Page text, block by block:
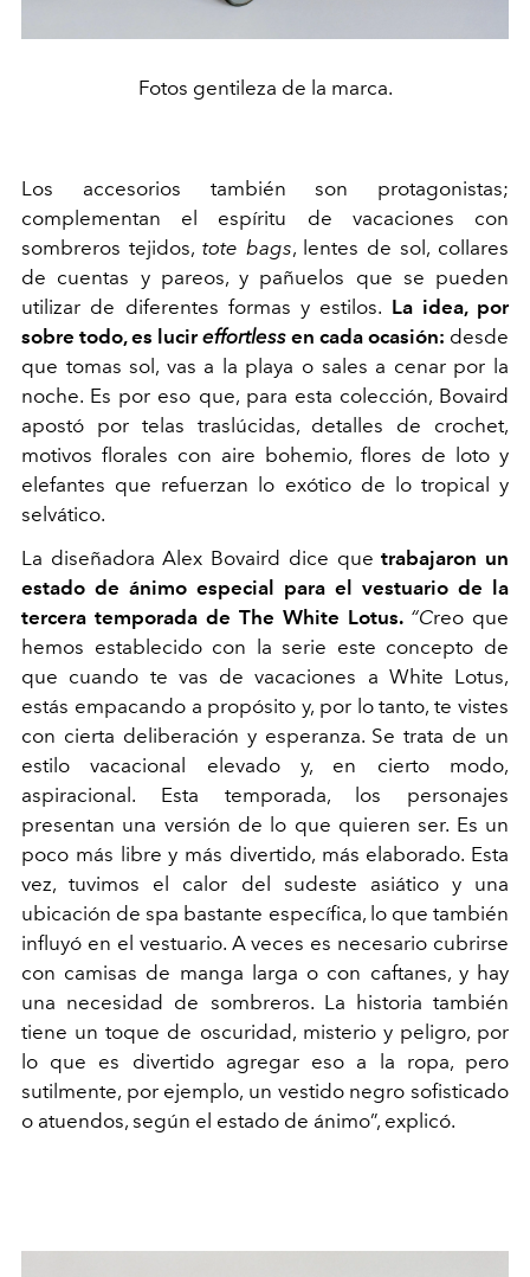
Fotos gentileza de la marca.
Los accesorios también son protagonistas;
complementan el espíritu de vacaciones con
sombreros tejidos, tote bags, lentes de sol, collares
de cuentas y pareos, y pañuelos que se pueden
utilizar de diferentes formas y estilos. La idea, por
sobre todo, es lucireffortless en cada ocasión: desde
que tomas sol, vas a la playa o sales a cenar por la
noche. Es por eso que, para esta colección, Bovaird
apostó por telas traslúcidas, detalles de crochet,
motivos florales con aire bohemio, flores de loto y
elefantes que refuerzan lo exótico de lo tropical y
selvático.
La diseñadora Alex Bovaird dice quetrabajaron un
estado de ánimo especial para el vestuario de la
tercera temporada de The White Lotus. “Creo que
hemos establecido con la serie este concepto de
que cuando te vas de vacaciones a White Lotus,
estás empacando a propósito y, por lo tanto, te vistes
con cierta deliberación y esperanza. Se trata de un
estilo vacacional elevado y, en cierto modo,
aspiracional. Esta temporada, los personajes
presentan una versión de lo que quieren ser. Es un
poco más libre y más divertido, más elaborado. Esta
vez, tuvimos el calor del sudeste asiático y una
ubicación de spa bastante específica, lo que también
influyó en el vestuario. A veces es necesario cubrirse
con camisas de manga larga o con caftanes, y hay
una necesidad de sombreros. La historia también
tiene un toque de oscuridad, misterio y peligro, por
lo que es divertido agregar eso a la ropa, pero
sutilmente, por ejemplo, un vestido negro sofisticado
o atuendos, según el estado de ánimo”, explicó.